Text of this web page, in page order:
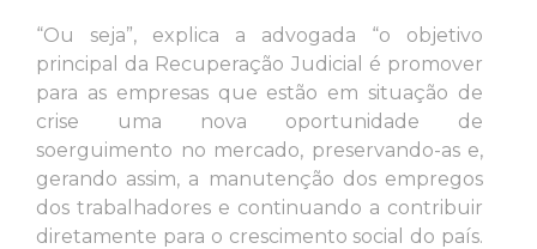
“Ou seja”, explica a advogada “o objetivo
principal da Recuperação Judicial é promover
para as empresas que estão em situação de
crise uma nova oportunidade de
soerguimento no mercado, preservando-as e,
gerando assim, a manutenção dos empregos
dos trabalhadores e continuando a contribuir
diretamente para o crescimento social do país.